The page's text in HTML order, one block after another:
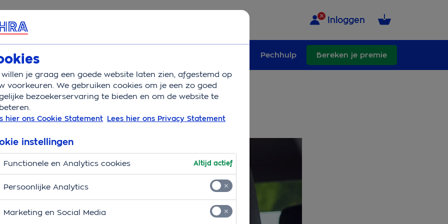
& Contact Inloggen
Pechhulp Bereken je premie
Tolwegen engeland
in Engeland
willen je graag een goede website laten zien, afgestemd op
voorkeuren. We gebruiken cookies om je een zo goed
bezoekerservaring te bieden en om de website te
hier ons Cookie Statement Lees hier ons Privacy Statement
instellingen
Functionele en Analytics cookies Altijd actief
Persoonlijke Analytics
Marketing en Social Media